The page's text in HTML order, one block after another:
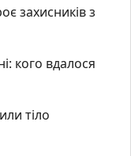
захисників з
кого вдалося
тіло